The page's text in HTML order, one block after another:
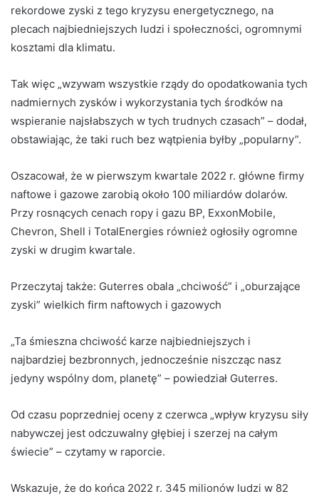
rekordowe zyski z tego kryzysu energetycznego, na
plecach najbiedniejszych ludzi i społeczności, ogromnymi
kosztami dla klimatu.
Tak więc „wzywam wszystkie rządy do opodatkowania tych
nadmiernych zysków i wykorzystania tych środków na
wspieranie najsłabszych w tych trudnych czasach” – dodał,
obstawiając, że taki ruch bez wątpienia byłby „popularny”.
Oszacował, że w pierwszym kwartale 2022 r. główne firmy
naftowe i gazowe zarobią około 100 miliardów dolarów.
Przy rosnących cenach ropy i gazu BP, ExxonMobile,
Chevron, Shell i TotalEnergies również ogłosiły ogromne
zyski w drugim kwartale.
Przeczytaj także: Guterres obala „chciwość” i „oburzające
zyski” wielkich firm naftowych i gazowych
„Ta śmieszna chciwość karze najbiedniejszych i
najbardziej bezbronnych, jednocześnie niszcząc nasz
jedyny wspólny dom, planetę” – powiedział Guterres.
Od czasu poprzedniej oceny z czerwca „wpływ kryzysu siły
nabywczej jest odczuwalny głębiej i szerzej na całym
świecie” – czytamy w raporcie.
Wskazuje, że do końca 2022 r. 345 milionów ludzi w 82